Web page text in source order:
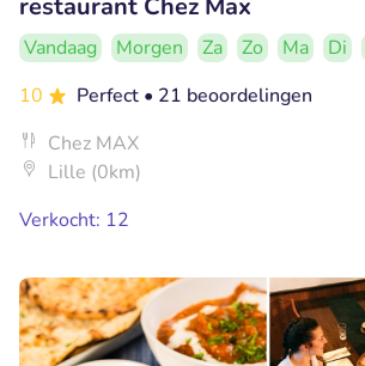
Vandaag Morgen Za Zo Ma Di
10
Perfect • 21 beoordelingen
Chez MAX
Lille (0km)
Verkocht: 12